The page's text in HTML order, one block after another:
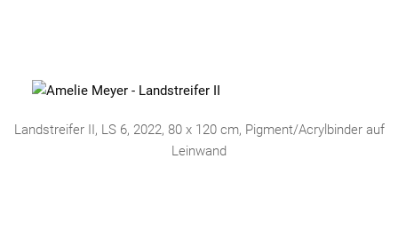
Landstreifer II, LS 6, 2022, 80 x 120 cm, Pigment/Acrylbinder auf
Leinwand